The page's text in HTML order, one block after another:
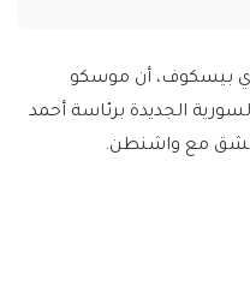
بيسكوف، أن موسكو
الجديدة برئاسة أحمد
مع واشنطن.